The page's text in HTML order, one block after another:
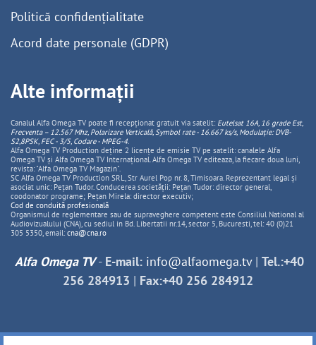
Politică confidențialitate
Acord date personale (GDPR)
Alte informații
Canalul Alfa Omega TV poate fi recepționat gratuit via satelit: Eutelsat 16A, 16 grade Est,
Frecventa – 12.567 Mhz, PolarizareVerticală, Symbol rate - 16.667 ks/s, Modulație: DVB-
S2,8PSK, FEC - 3/5, Codare - MPEG-4.
Alfa Omega TV Production deține 2 licențe de emisie TV pe satelit: canalele Alfa
Omega TV și Alfa Omega TV Internațional. Alfa Omega TV editeaza, la fiecare doua luni,
revista: "Alfa Omega TV Magazin".
SC Alfa Omega TV Production SRL, Str Aurel Pop nr. 8, Timisoara. Reprezentant legal și
asociat unic: Pețan Tudor. Conducerea societății: Pețan Tudor: director general,
coodonator programe; Pețan Mirela: director executiv;
Cod de conduită profesională
Organismul de reglementare sau de supraveghere competent este Consiliul National al
Audiovizualului (CNA), cu sediul in Bd. Libertatii nr.14, sector 5, Bucuresti, tel: 40 (0)21
305 5350, email: cna@cna.ro
Alfa Omega TV- E-mail: info@alfaomega.tv| Tel.:+40
256 284913 | Fax:+40 256 284912